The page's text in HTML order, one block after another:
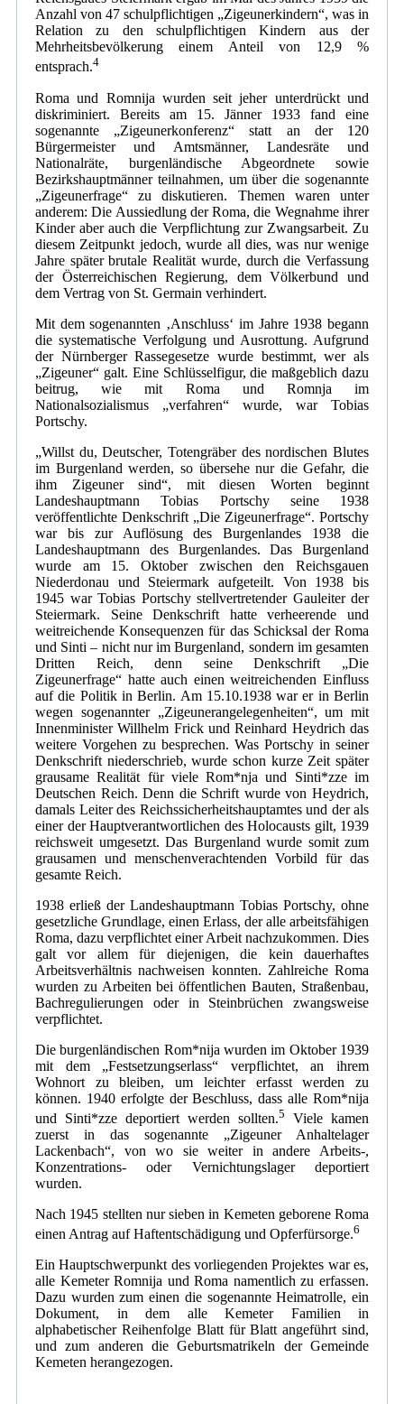
Anzahl von 47 schulpflichtigen „Zigeunerkindern“, was in
Relation zu den schulpflichtigen Kindern aus der
Mehrheitsbevölkerung einem Anteil von 12,9 %
entsprach.4
Roma und Romnija wurden seit jeher unterdrückt und
diskriminiert. Bereits am 15. Jänner 1933 fand eine
sogenannte „Zigeunerkonferenz“ statt an der 120
Bürgermeister und Amtsmänner, Landesräte und
Nationalräte, burgenländische Abgeordnete sowie
Bezirkshauptmänner teilnahmen, um über die sogenannte
„Zigeunerfrage“ zu diskutieren. Themen waren unter
anderem: Die Aussiedlung der Roma, die Wegnahme ihrer
Kinder aber auch die Verpflichtung zur Zwangsarbeit. Zu
diesem Zeitpunkt jedoch, wurde all dies, was nur wenige
Jahre später brutale Realität wurde, durch die Verfassung
der Österreichischen Regierung, dem Völkerbund und
dem Vertrag von St. Germain verhindert.
Mit dem sogenannten ‚Anschluss‘ im Jahre 1938 begann
die systematische Verfolgung und Ausrottung. Aufgrund
der Nürnberger Rassegesetze wurde bestimmt, wer als
„Zigeuner“ galt. Eine Schlüsselfigur, die maßgeblich dazu
beitrug, wie mit Roma und Romnja im
Nationalsozialismus „verfahren“ wurde, war Tobias
Portschy.
„Willst du, Deutscher, Totengräber des nordischen Blutes
im Burgenland werden, so übersehe nur die Gefahr, die
ihm Zigeuner sind“, mit diesen Worten beginnt
Landeshauptmann Tobias Portschy seine 1938
veröffentlichte Denkschrift „Die Zigeunerfrage“. Portschy
war bis zur Auflösung des Burgenlandes 1938 die
Landeshauptmann des Burgenlandes. Das Burgenland
wurde am 15. Oktober zwischen den Reichsgauen
Niederdonau und Steiermark aufgeteilt. Von 1938 bis
1945 war Tobias Portschy stellvertretender Gauleiter der
Steiermark. Seine Denkschrift hatte verheerende und
weitreichende Konsequenzen für das Schicksal der Roma
und Sinti – nicht nur im Burgenland, sondern im gesamten
Dritten Reich, denn seine Denkschrift „Die
Zigeunerfrage“ hatte auch einen weitreichenden Einfluss
auf die Politik in Berlin. Am 15.10.1938 war er in Berlin
wegen sogenannter „Zigeunerangelegenheiten“, um mit
Innenminister Willhelm Frick und Reinhard Heydrich das
weitere Vorgehen zu besprechen. Was Portschy in seiner
Denkschrift niederschrieb, wurde schon kurze Zeit später
grausame Realität für viele Rom*nja und Sinti*zze im
Deutschen Reich. Denn die Schrift wurde von Heydrich,
damals Leiter des Reichssicherheitshauptamtes und der als
einer der Hauptverantwortlichen des Holocausts gilt, 1939
reichsweit umgesetzt. Das Burgenland wurde somit zum
grausamen und menschenverachtenden Vorbild für das
gesamte Reich.
1938 erließ der Landeshauptmann Tobias Portschy, ohne
gesetzliche Grundlage, einen Erlass, der alle arbeitsfähigen
Roma, dazu verpflichtet einer Arbeit nachzukommen. Dies
galt vor allem für diejenigen, die kein dauerhaftes
Arbeitsverhältnis nachweisen konnten. Zahlreiche Roma
wurden zu Arbeiten bei öffentlichen Bauten, Straßenbau,
Bachregulierungen oder in Steinbrüchen zwangsweise
verpflichtet.
Die burgenländischen Rom*nija wurden im Oktober 1939
mit dem „Festsetzungserlass“ verpflichtet, an ihrem
Wohnort zu bleiben, um leichter erfasst werden zu
können. 1940 erfolgte der Beschluss, dass alle Rom*nija
und Sinti*zze deportiert werden sollten.5
Viele kamen
zuerst in das sogenannte „Zigeuner Anhaltelager
Lackenbach“, von wo sie weiter in andere Arbeits-,
Konzentrations- oder Vernichtungslager deportiert
wurden.
Nach 1945 stellten nur sieben in Kemeten geborene Roma
einen Antrag auf Haftentschädigung und Opferfürsorge.6
Ein Hauptschwerpunkt des vorliegenden Projektes war es,
alle Kemeter Romnija und Roma namentlich zu erfassen.
Dazu wurden zum einen die sogenannte Heimatrolle, ein
Dokument, in dem alle Kemeter Familien in
alphabetischer Reihenfolge Blatt für Blatt angeführt sind,
und zum anderen die Geburtsmatrikeln der Gemeinde
Kemeten herangezogen.